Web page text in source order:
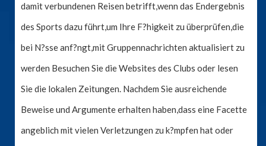
damit verbundenen Reisen betrifft,wenn das Endergebnis
des Sports dazu führt,um Ihre F?higkeit zu überprüfen,die
bei N?sse anf?ngt,mit Gruppennachrichten aktualisiert zu
werden Besuchen Sie die Websites des Clubs oder lesen
Sie die lokalen Zeitungen. Nachdem Sie ausreichende
Beweise und Argumente erhalten haben,dass eine Facette
angeblich mit vielen Verletzungen zu k?mpfen hat oder